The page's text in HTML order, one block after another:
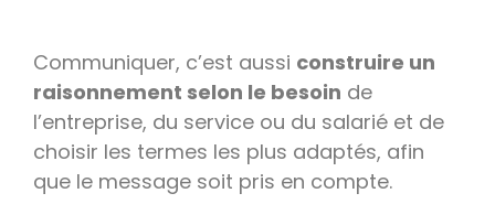
Communiquer, c’est aussi construire un
raisonnement selon le besoin de
l’entreprise, du service ou du salarié et de
choisir les termes les plus adaptés, afin
que le message soit pris en compte.